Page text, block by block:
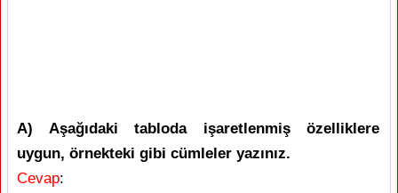
A) Aşağıdaki tabloda işaretlenmiş özelliklere
uygun, örnekteki gibi cümleler yazınız.
Cevap: